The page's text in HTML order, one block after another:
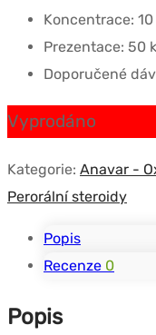
Koncentrace:
Prezentace: 50
Doporučené
Vyprodáno
Kategorie: Anavar -
Perorální steroidy
Popis
Recenze 0
Popis